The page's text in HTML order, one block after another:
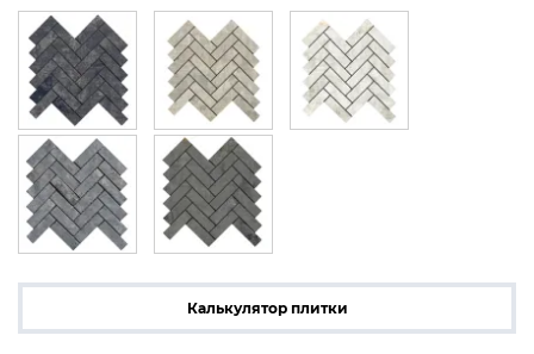
Калькулятор плитки